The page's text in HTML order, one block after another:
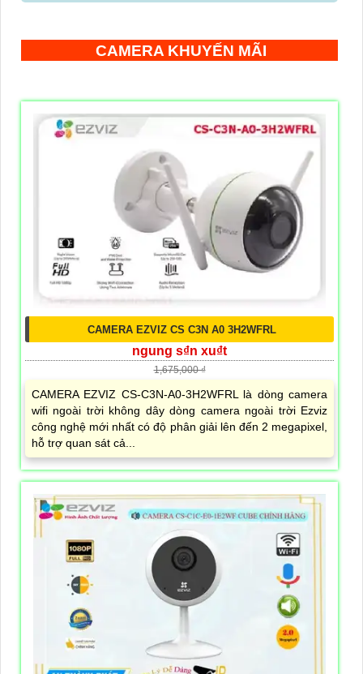
CAMERA KHUYẾN MÃI
CAMERA EZVIZ CS C3N A0 3H2WFRL
ngung s₫n xu₫t
1,675,000 ₫
CAMERA EZVIZ CS-C3N-A0-3H2WFRL là dòng camera
wifi ngoài trời không dây dòng camera ngoài trời Ezviz
công nghệ mới nhất có độ phân giải lên đến 2 megapixel,
hỗ trợ quan sát cả...